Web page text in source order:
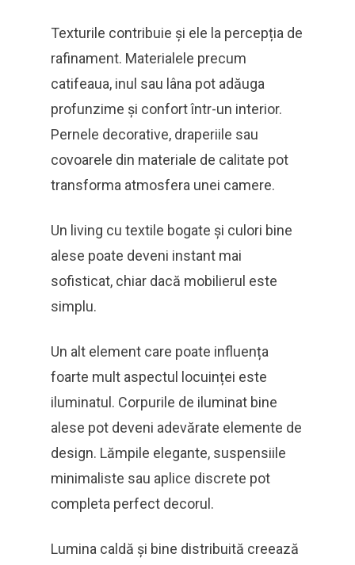
Texturile contribuie și ele la percepția de
rafinament. Materialele precum
catifeaua, inul sau lâna pot adăuga
profunzime și confort într-un interior.
Pernele decorative, draperiile sau
covoarele din materiale de calitate pot
transforma atmosfera unei camere.
Un living cu textile bogate și culori bine
alese poate deveni instant mai
sofisticat, chiar dacă mobilierul este
simplu.
Un alt element care poate influența
foarte mult aspectul locuinței este
iluminatul. Corpurile de iluminat bine
alese pot deveni adevărate elemente de
design. Lămpile elegante, suspensiile
minimaliste sau aplice discrete pot
completa perfect decorul.
Lumina caldă și bine distribuită creează